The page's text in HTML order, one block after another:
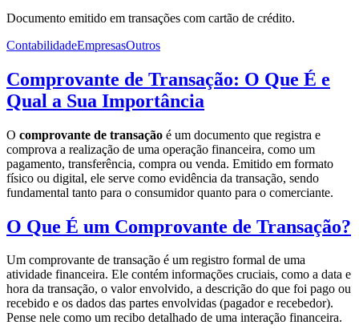
Documento emitido em transações com cartão de crédito.
ContabilidadeEmpresasOutros
Comprovante de Transação: O Que É e
Qual a Sua Importância
O comprovante de transação é um documento que registra e
comprova a realização de uma operação financeira, como um
pagamento, transferência, compra ou venda. Emitido em formato
físico ou digital, ele serve como evidência da transação, sendo
fundamental tanto para o consumidor quanto para o comerciante.
O Que É um Comprovante de Transação?
Um comprovante de transação é um registro formal de uma
atividade financeira. Ele contém informações cruciais, como a data e
hora da transação, o valor envolvido, a descrição do que foi pago ou
recebido e os dados das partes envolvidas (pagador e recebedor).
Pense nele como um recibo detalhado de uma interação financeira.